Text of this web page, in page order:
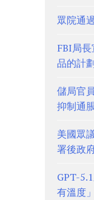
眾院通
FBI局
品的計
儲局官
抑制通
美國眾
署後政
GPT-
有溫度」